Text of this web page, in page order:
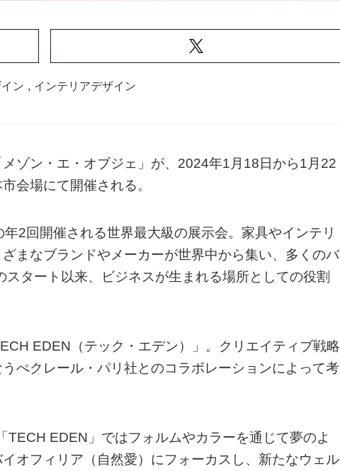
ン , インテリアデザイン
ゾン・エ・オブジェ」が、2024年1月18日から1月22
会場にて開催される。
2回開催される世界最大級の展示会。家具やインテリ
まなブランドやメーカーが世界中から集い、多くのバ
タート以来、ビジネスが生まれる場所としての役割
EDEN（テック・エデン）」。クリエイティブ戦略
ぺクレール・パリ社とのコラボレーションによって考
EDEN」ではフォルムやカラーを通じて夢のよ
オフィリア（自然愛）にフォーカスし、新たなウェル